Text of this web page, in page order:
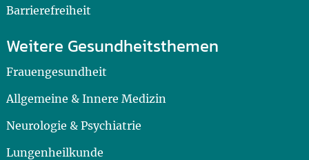
Barrierefreiheit
Weitere Gesundheitsthemen
Frauengesundheit
Allgemeine & Innere Medizin
Neurologie & Psychiatrie
Lungenheilkunde